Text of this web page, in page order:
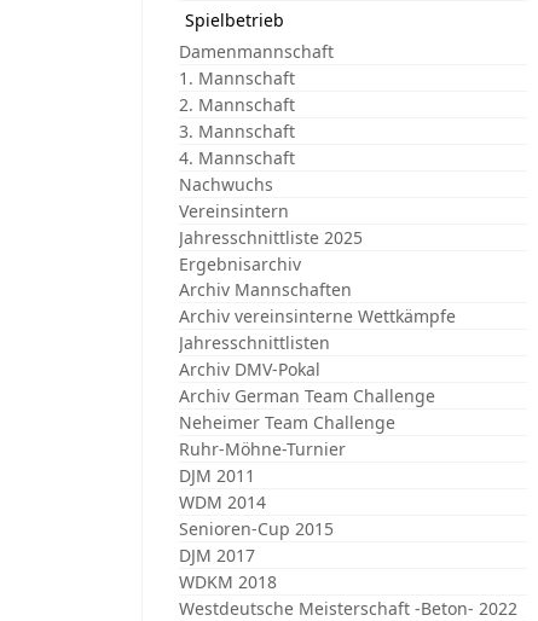
Spielbetrieb
Damenmannschaft
1. Mannschaft
2. Mannschaft
3. Mannschaft
4. Mannschaft
Nachwuchs
Vereinsintern
Jahresschnittliste 2025
Ergebnisarchiv
Archiv Mannschaften
Archiv vereinsinterne Wettkämpfe
Jahresschnittlisten
Archiv DMV-Pokal
Archiv German Team Challenge
Neheimer Team Challenge
Ruhr-Möhne-Turnier
DJM 2011
WDM 2014
Senioren-Cup 2015
DJM 2017
WDKM 2018
Westdeutsche Meisterschaft -Beton- 2022